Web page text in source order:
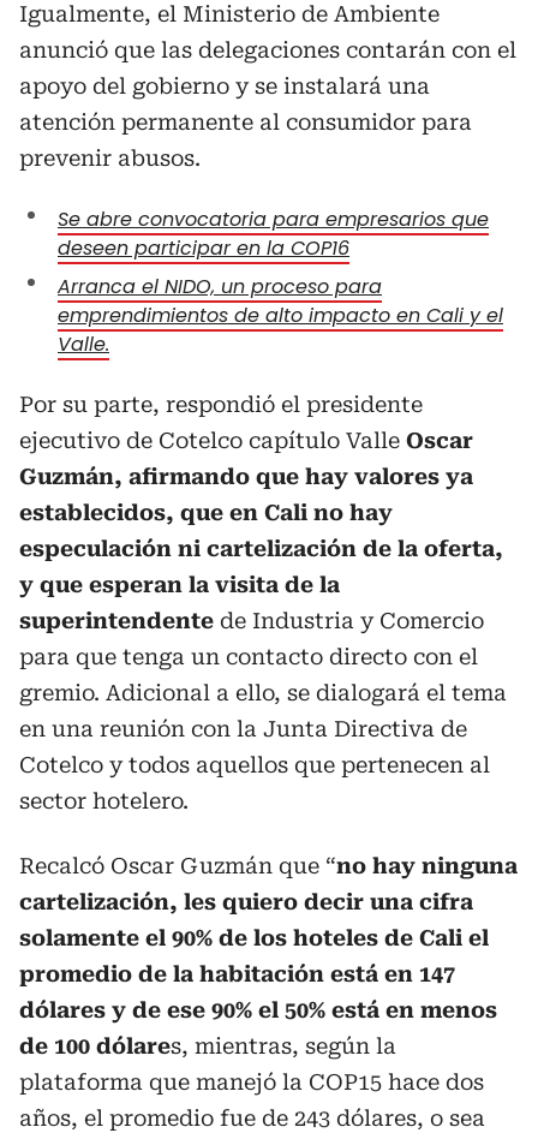
Igualmente, el Ministerio de Ambiente
anunció que las delegaciones contarán con el
apoyo del gobierno y se instalará una
atención permanente al consumidor para
prevenir abusos.
Se abre convocatoria para empresarios que
deseen participar en la COP16
Arranca el NIDO, un proceso para
emprendimientos de alto impacto en Cali y el
Valle.
Por su parte, respondió el presidente
ejecutivo de Cotelco capítulo Valle Oscar
Guzmán, afirmando que hay valores ya
establecidos, que en Cali no hay
especulación ni cartelización de la oferta,
y que esperan la visita de la
superintendente de Industria y Comercio
para que tenga un contacto directo con el
gremio. Adicional a ello, se dialogará el tema
en una reunión con la Junta Directiva de
Cotelco y todos aquellos que pertenecen al
sector hotelero.
Recalcó Oscar Guzmán que “no hay ninguna
cartelización, les quiero decir una cifra
solamente el 90% de los hoteles de Cali el
promedio de la habitación está en 147
dólares y de ese 90% el 50% está en menos
de 100 dólares, mientras, según la
plataforma que manejó la COP15 hace dos
años, el promedio fue de 243 dólares, o sea